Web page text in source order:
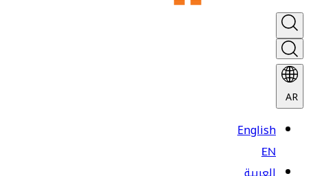
AR
English
EN